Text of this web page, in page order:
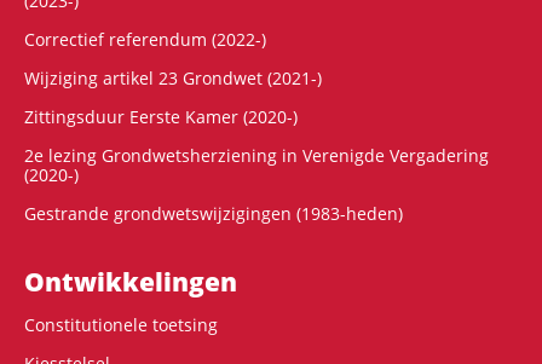
Correctief referendum (2022-)
Wijziging artikel 23 Grondwet (2021-)
Zittingsduur Eerste Kamer (2020-)
2e lezing Grondwetsherziening in Verenigde Vergadering
(2020-)
Gestrande grondwetswijzigingen (1983-heden)
Ontwikke­lingen
Constitutionele toetsing